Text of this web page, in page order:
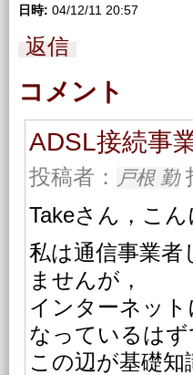
日時: 04/12/11 20:57
返信
コメント
ADSL接続事
投稿者： 戸根 勤
Takeさん，こん
私は通信事業
ませんが，
インターネッ
なっているはず
この辺が基礎